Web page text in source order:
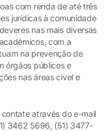
com renda de até três
jurídicas à comunidade
nas mais diversas
com a
na prevenção de
órgãos públicos e
nas áreas cível e
através do e-mail
3462 5696, (51) 3477-